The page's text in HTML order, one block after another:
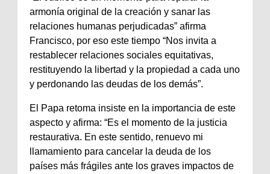
armonía original de la creación y sanar las
relaciones humanas perjudicadas” afirma
Francisco, por eso este tiempo “Nos invita a
restablecer relaciones sociales equitativas,
restituyendo la libertad y la propiedad a cada uno
y perdonando las deudas de los demás”.
El Papa retoma insiste en la importancia de este
aspecto y afirma: “Es el momento de la justicia
restaurativa. En este sentido, renuevo mi
llamamiento para cancelar la deuda de los
países más frágiles ante los graves impactos de